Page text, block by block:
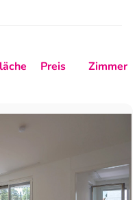
Preis Zimmer